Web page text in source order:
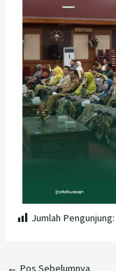
Jumlah Pengunjung: